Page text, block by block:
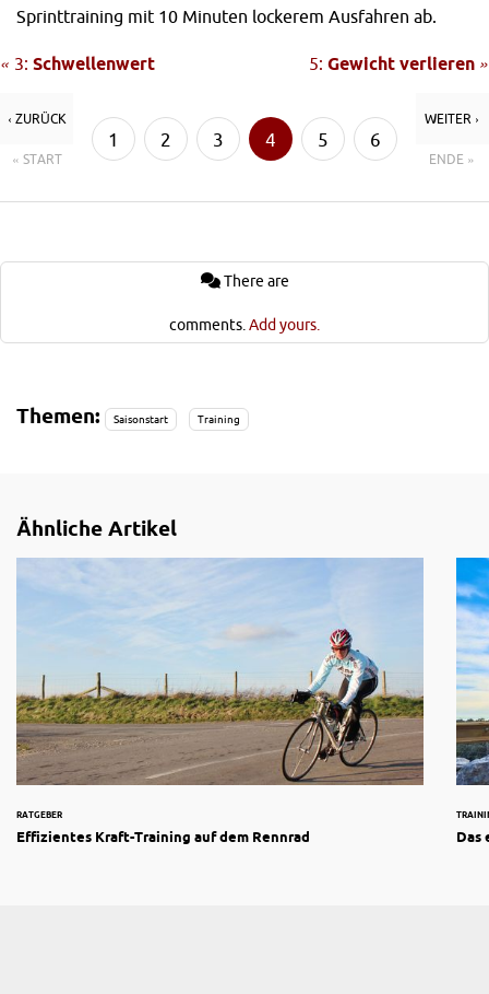
Sprinttraining mit 10 Minuten lockerem Ausfahren ab.
« 3: Schwellenwert 5: Gewicht verlieren »
‹ ZURÜCK
« START
1 2 3 4 5 6
WEITER ›
ENDE »
comments. Add yours.
Themen: Saisonstart Training
Ähnliche Artikel
RATGEBER
Effizientes Kraft-Training auf dem Rennrad Das